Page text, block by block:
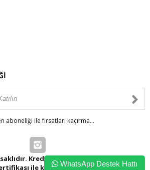
aboneliği ile fırsatları kaçırma...
Kredi kartı bilgileriniz 256bit
ile korunmaktadır.
WhatsApp Destek Hattı